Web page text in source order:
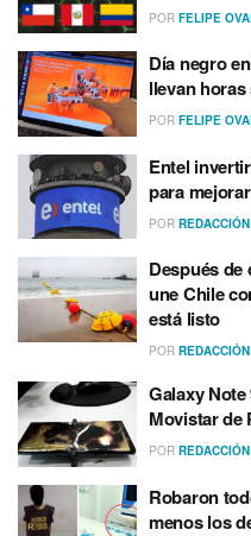
POR FELIPE
Día negro
llevan
POR FELIPE
Entel
para
POR
Después de
une Chile
está listo
POR
Galaxy
Movistar de
POR
Robaron
menos los